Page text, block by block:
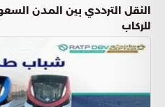
النقل الترددي بين المدن
للركاب